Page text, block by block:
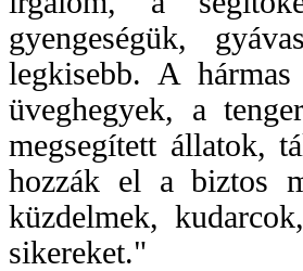
gyengeségük,
legkisebb. A
üveghegyek, a
megsegített állatok,
hozzák el a biztos
küzdelmek,
sikereket."